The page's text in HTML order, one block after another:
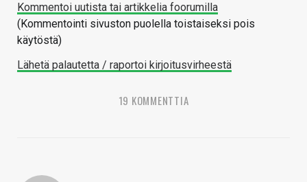
Kommentoi uutista tai artikkelia foorumilla
(Kommentointi sivuston puolella toistaiseksi pois
käytöstä)
Lähetä palautetta / raportoi kirjoitusvirheestä
19 KOMMENTTIA